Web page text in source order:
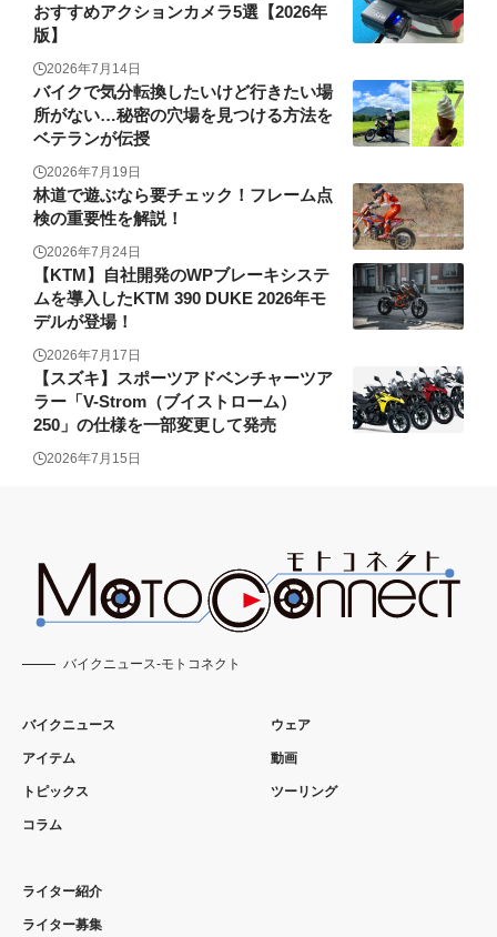
おすすめアクションカメラ5選【2026年
版】
2026年7月14日
バイクで気分転換したいけど行きたい場
所がない…秘密の穴場を見つける方法を
ベテランが伝授
2026年7月19日
林道で遊ぶなら要チェック！フレーム点
検の重要性を解説！
2026年7月24日
【KTM】自社開発のWPブレーキシステ
ムを導入したKTM 390 DUKE 2026年モ
デルが登場！
2026年7月17日
【スズキ】スポーツアドベンチャーツア
ラー「V-Strom（ブイストローム）
250」の仕様を一部変更して発売
2026年7月15日
バイクニュース-モトコネクト
バイクニュース
アイテム
トピックス
コラム
ウェア
動画
ツーリング
ライター紹介
ライター募集